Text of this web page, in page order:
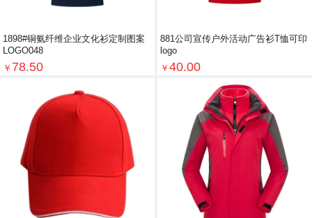
1898#铜氨纤维企业文化衫定制图案
LOGO048
￥ 78.50
881公司宣传户外活动广告衫T恤可印
logo
￥ 40.00